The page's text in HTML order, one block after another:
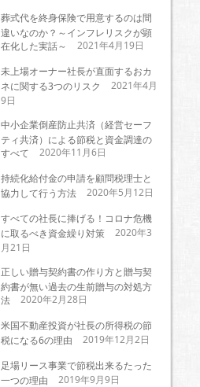
葬式代を終身保険で用意するのは間
違いなのか？～インフレリスクが顕
在化した実話～
2021年4月19日
未上場オーナー社長が直面するおカ
ネに関する3つのリスク 2021年4月
9日
中小企業倒産防止共済（経営セーフ
ティ共済）による節税と資金調達の
すべて
2020年11月6日
持続化給付金の申請を顧問税理士と
協力して行う方法
2020年5月12日
すべての社長に捧げる！コロナ危機
に取るべき資金繰り対策 2020年3
月21日
正しい贈与契約書の作り方と贈与契
約書が無い過去の生前贈与の対処方
法
2020年2月28日
米国不動産投資が社長の所得税の節
税になる6の理由
2019年12月2日
足場リース事業で節税出来るたった
一つの理由
2019年9月9日